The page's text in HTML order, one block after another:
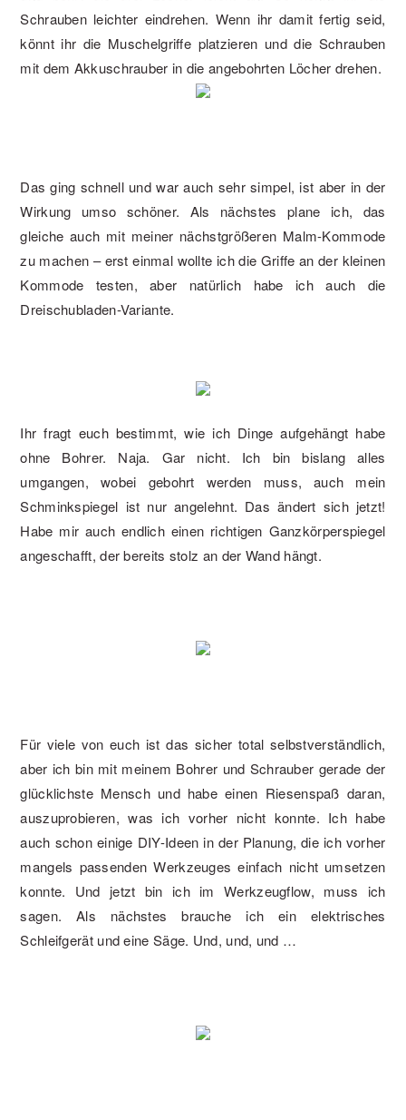
Schrauben leichter eindrehen. Wenn ihr damit fertig seid,
könnt ihr die Muschelgriffe platzieren und die Schrauben
mit dem Akkuschrauber in die angebohrten Löcher drehen.
Das ging schnell und war auch sehr simpel, ist aber in der
Wirkung umso schöner. Als nächstes plane ich, das
gleiche auch mit meiner nächstgrößeren Malm-Kommode
zu machen – erst einmal wollte ich die Griffe an der kleinen
Kommode testen, aber natürlich habe ich auch die
Dreischubladen-Variante.
Ihr fragt euch bestimmt, wie ich Dinge aufgehängt habe
ohne Bohrer. Naja. Gar nicht. Ich bin bislang alles
umgangen, wobei gebohrt werden muss, auch mein
Schminkspiegel ist nur angelehnt. Das ändert sich jetzt!
Habe mir auch endlich einen richtigen Ganzkörperspiegel
angeschafft, der bereits stolz an der Wand hängt.
Für viele von euch ist das sicher total selbstverständlich,
aber ich bin mit meinem Bohrer und Schrauber gerade der
glücklichste Mensch und habe einen Riesenspaß daran,
auszuprobieren, was ich vorher nicht konnte. Ich habe
auch schon einige DIY-Ideen in der Planung, die ich vorher
mangels passenden Werkzeuges einfach nicht umsetzen
konnte. Und jetzt bin ich im Werkzeugflow, muss ich
sagen. Als nächstes brauche ich ein elektrisches
Schleifgerät und eine Säge. Und, und, und …